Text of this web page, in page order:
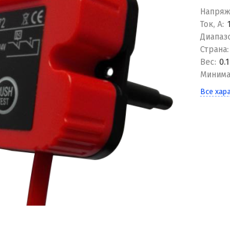
Ток, А:
Страна:
Вес:
Все